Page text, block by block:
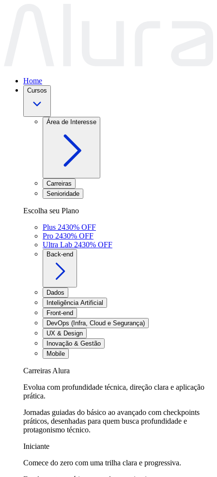
Home
Cursos
Área de Interesse
Carreiras
Senioridade
Escolha seu Plano
Plus 2430% OFF
Pro 2430% OFF
Ultra Lab 2430% OFF
Back-end
Dados
Inteligência Artificial
Front-end
DevOps (Infra, Cloud e Segurança)
UX & Design
Inovação & Gestão
Mobile
Carreiras Alura
Evolua com profundidade técnica, direção clara e aplicação
prática.
Jornadas guiadas do básico ao avançado com checkpoints
práticos, desenhadas para quem busca profundidade e
protagonismo técnico.
Iniciante
Comece do zero com uma trilha clara e progressiva.